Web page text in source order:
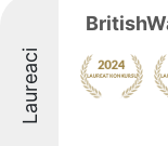
Laureaci